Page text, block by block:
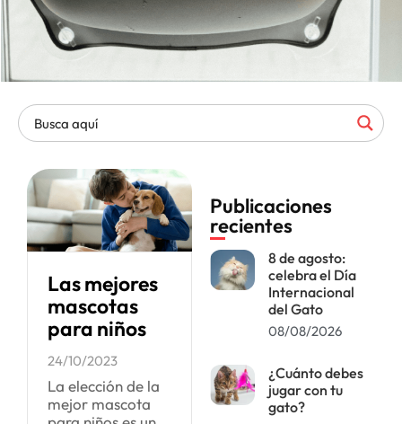
Las mejores
mascotas
para niños
24/10/2023
La elección de la
mejor mascota
Publicaciones
recientes
8 de agosto:
celebra el Día
Internacional
del Gato
08/08/2026
¿Cuánto debes
jugar con tu
gato?